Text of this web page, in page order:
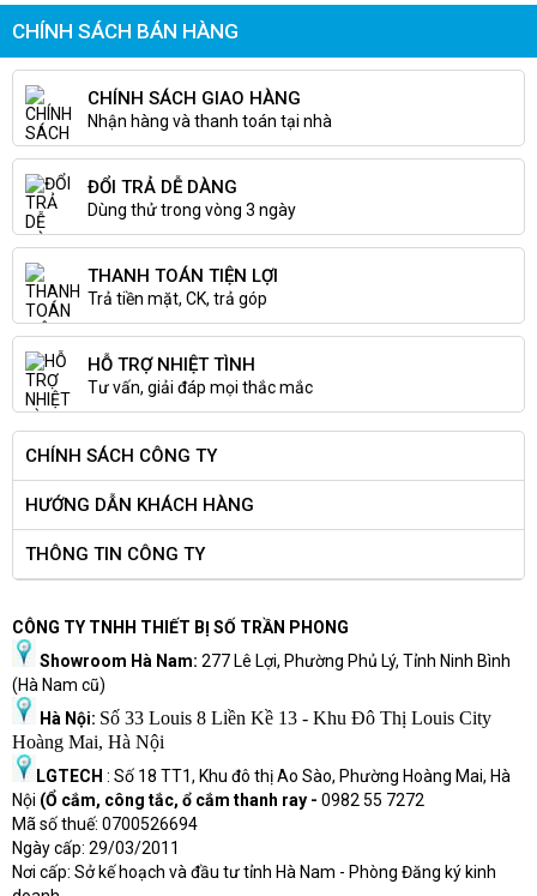
CHÍNH SÁCH BÁN HÀNG
CHÍNH SÁCH GIAO HÀNG
Nhận hàng và thanh toán tại nhà
ĐỔI TRẢ DỄ DÀNG
Dùng thử trong vòng 3 ngày
THANH TOÁN TIỆN LỢI
Trả tiền mặt, CK, trả góp
HỖ TRỢ NHIỆT TÌNH
Tư vấn, giải đáp mọi thắc mắc
CHÍNH SÁCH CÔNG TY
HƯỚNG DẪN KHÁCH HÀNG
THÔNG TIN CÔNG TY
CÔNG TY TNHH THIẾT BỊ SỐ TRẦN PHONG
Showroom Hà Nam: 277 Lê Lợi, Phường Phủ Lý, Tỉnh Ninh Bình
(Hà Nam cũ)
Hà Nội: Số 33 Louis 8 Liền Kề 13 - Khu Đô Thị Louis City
Hoàng Mai, Hà Nội
LGTECH : Số 18 TT1, Khu đô thị Ao Sào, Phường Hoàng Mai, Hà
Nội (Ổ cắm, công tắc, ổ cắm thanh ray - 0982 55 7272
Mã số thuế: 0700526694
Ngày cấp: 29/03/2011
Nơi cấp: Sở kế hoạch và đầu tư tỉnh Hà Nam - Phòng Đăng ký kinh